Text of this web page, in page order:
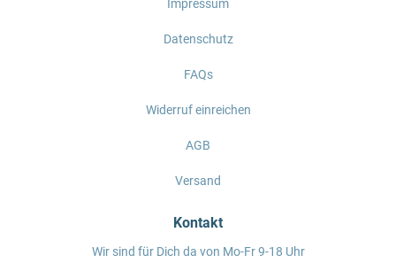
Impressum
Datenschutz
FAQs
Widerruf einreichen
AGB
Versand
Kontakt
Wir sind für Dich da von Mo-Fr 9-18 Uhr